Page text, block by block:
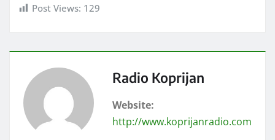
Post Views: 129
Radio Koprijan
Website:
http://www.koprijanradio.com